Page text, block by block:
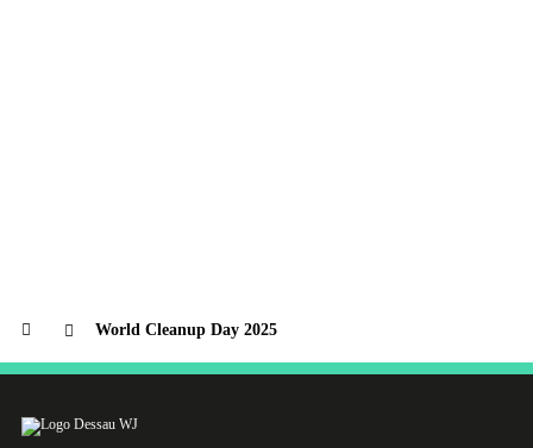
World Cleanup Day 2025